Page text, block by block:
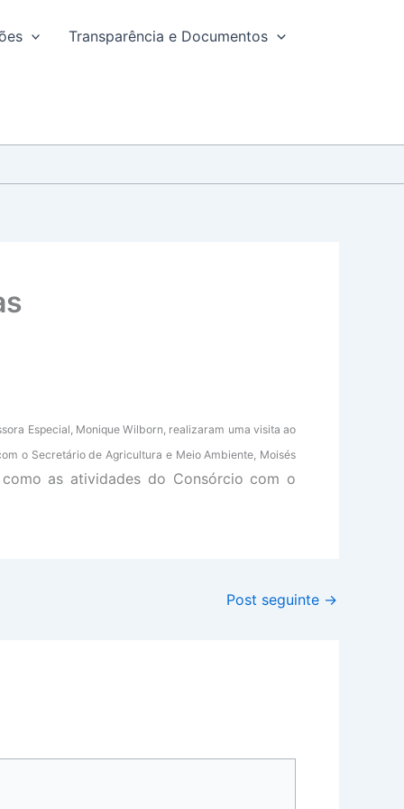
Transparência e Documentos
Especial, Monique Wilborn, realizaram uma visita ao
o Secretário de Agricultura e Meio Ambiente, Moisés
as atividades do Consórcio com o
Post seguinte →